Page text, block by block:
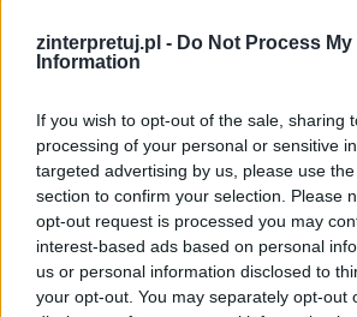
zinterpretuj.pl - Do Not Process My
Information
If you wish to opt-out of the sale, sharing
processing of your personal or sensitive
targeted advertising by us, please use
section to confirm your selection. Please
opt-out request is processed you may
interest-based ads based on personal
us or personal information disclosed to
your opt-out. You may separately opt-out
Jedynym pragnieniem Janka
dać z siebie wszystko, by
najpiękniejsze dźwięki. Mówił o
łożu śmierci, co podkreśla
silne było jego pragnienie i jak
niego wszystko inne.